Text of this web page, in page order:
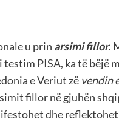
u prin arsimi fillor.
testim PISA, ka të bëjë
e Veriut zë vendin
fillor në gjuhën
dhe reflektohet